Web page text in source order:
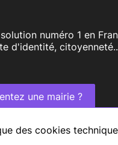
des cookies
numéro 1 en
d'identité,
une mairie ?
RDV360